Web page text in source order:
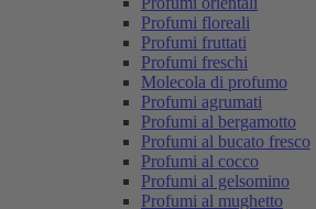
Profumi floreali
Profumi fruttati
Profumi freschi
Molecola di profumo
Profumi agrumati
Profumi al bergamotto
Profumi al bucato fresco
Profumi al cocco
Profumi al gelsomino
Profumi al mughetto